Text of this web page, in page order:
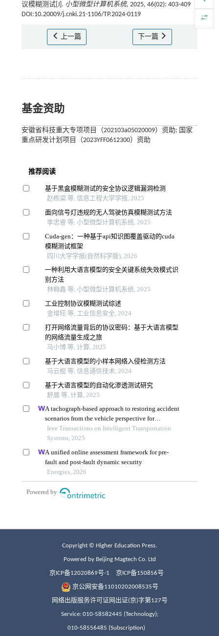
议模糊测试[J]. 小型微型计算机系统, 2025, 46(02): 403-409
DOI:10.20009/j.cnki.21-1106/TP.2024-0119
上一篇 下一篇
基金资助
安徽省科技重大专项项目（202103a05020009）资助; 国家
重点研发计划项目（2023YFF0612300）资助
Copyright © Higher Education Press.
Powered by Beijing Magtech Co. Ltd
京ICP备12020869号-1 京ICP备150856号
京公网安备11010202008535号
网络出版服务许可证网出证(京)字第127号
Service: 010-58582445 (Technology);
010-58556485 (Subscription)